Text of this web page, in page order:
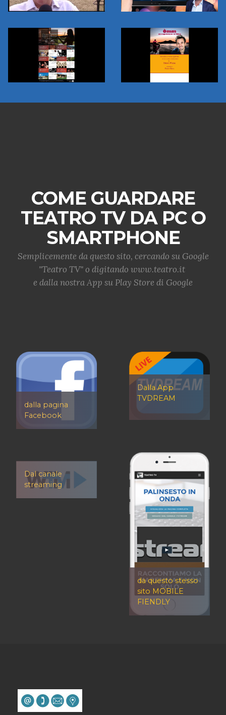
COME GUARDARE
TEATRO TV DA PC O
SMARTPHONE
Semplicemente da questo sito, cercando su Google
"Teatro TV" o digitando www.teatro.it
e dalla nostra App su Play Store di Google
dalla pagina
Facebook
Dalla App
TVDREAM
da questo stesso
sito MOBILE
FIENDLY
Dal canale
streaming